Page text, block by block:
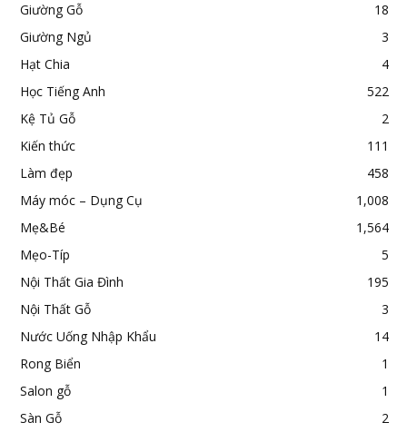
Giường Gỗ
18
Giường Ngủ
3
Hạt Chia
4
Học Tiếng Anh
522
Kệ Tủ Gỗ
2
Kiến thức
111
Làm đẹp
458
Máy móc – Dụng Cụ
1,008
Mẹ&Bé
1,564
Mẹo-Típ
5
Nội Thất Gia Đình
195
Nội Thất Gỗ
3
Nước Uống Nhập Khẩu
14
Rong Biển
1
Salon gỗ
1
Sàn Gỗ
2